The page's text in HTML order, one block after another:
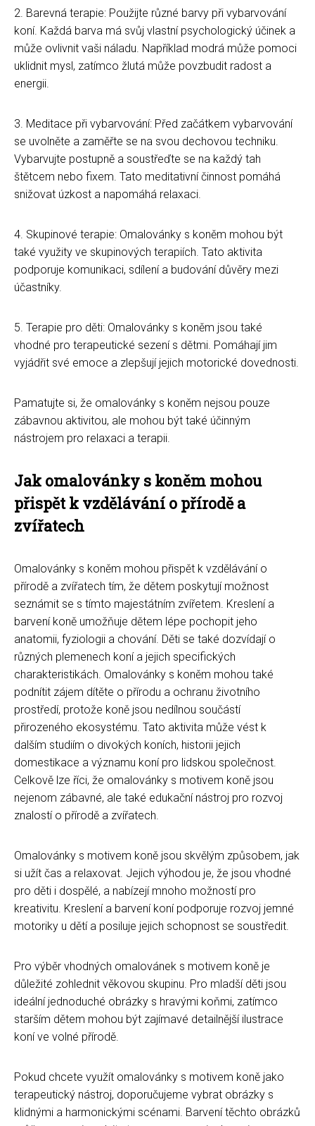
2. Barevná terapie: Použijte různé barvy při vybarvování
koní. Každá barva má svůj vlastní psychologický účinek a
může ovlivnit vaši náladu. Například modrá může pomoci
uklidnit mysl, zatímco žlutá může povzbudit radost a
energii.
3. Meditace při vybarvování: Před začátkem vybarvování
se uvolněte a zaměřte se na svou dechovou techniku.
Vybarvujte postupně a soustřeďte se na každý tah
štětcem nebo fixem. Tato meditativní činnost pomáhá
snižovat úzkost a napomáhá relaxaci.
4. Skupinové terapie: Omalovánky s koněm mohou být
také využity ve skupinových terapiích. Tato aktivita
podporuje komunikaci, sdílení a budování důvěry mezi
účastníky.
5. Terapie pro děti: Omalovánky s koněm jsou také
vhodné pro terapeutické sezení s dětmi. Pomáhají jim
vyjádřit své emoce a zlepšují jejich motorické dovednosti.
Pamatujte si, že omalovánky s koněm nejsou pouze
zábavnou aktivitou, ale mohou být také účinným
nástrojem pro relaxaci a terapii.
Jak omalovánky s koněm mohou
přispět k vzdělávání o přírodě a
zvířatech
Omalovánky s koněm mohou přispět k vzdělávání o
přírodě a zvířatech tím, že dětem poskytují možnost
seznámit se s tímto majestátním zvířetem. Kreslení a
barvení koně umožňuje dětem lépe pochopit jeho
anatomii, fyziologii a chování. Děti se také dozvídají o
různých plemenech koní a jejich specifických
charakteristikách. Omalovánky s koněm mohou také
podnítit zájem dítěte o přírodu a ochranu životního
prostředí, protože koně jsou nedílnou součástí
přirozeného ekosystému. Tato aktivita může vést k
dalším studiím o divokých koních, historii jejich
domestikace a významu koní pro lidskou společnost.
Celkově lze říci, že omalovánky s motivem koně jsou
nejenom zábavné, ale také edukační nástroj pro rozvoj
znalostí o přírodě a zvířatech.
Omalovánky s motivem koně jsou skvělým způsobem, jak
si užít čas a relaxovat. Jejich výhodou je, že jsou vhodné
pro děti i dospělé, a nabízejí mnoho možností pro
kreativitu. Kreslení a barvení koní podporuje rozvoj jemné
motoriky u dětí a posiluje jejich schopnost se soustředit.
Pro výběr vhodných omalovánek s motivem koně je
důležité zohlednit věkovou skupinu. Pro mladší děti jsou
ideální jednoduché obrázky s hravými koňmi, zatímco
starším dětem mohou být zajímavé detailnější ilustrace
koní ve volné přírodě.
Pokud chcete využít omalovánky s motivem koně jako
terapeutický nástroj, doporučujeme vybrat obrázky s
klidnými a harmonickými scénami. Barvení těchto obrázků